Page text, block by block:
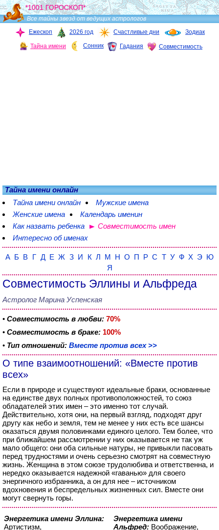
*1001 ГОРОСКОП*
Все тайны звезд от ведущих астрологов
Ежескоп
2026 год Счастливые дни Зодиак
Тайна имени Сонник Гадания Совместимость
Тайна имени онлайн
Тайна имени онлайн
Мужские имена
Женские имена
Календарь именин
Как назвать ребенка
Совместимость имен
Интересно об именах
А Б В Г Д Е Ж З И К Л М Н О П Р С Т У Ф Х Э Ю
Я
Совместимость Эллины и Альфреда
Астролог Марина Успенская
• Совместимость в любви: 70%
• Совместимость в браке: 100%
• Тип отношений: Вместе против всех >>
О типе взаимоотношений: «Вместе против
всех»
Если в природе и существуют идеальные браки, основанные
на единстве двух полных противоположностей, то союз
обладателей этих имен – это именно тот случай.
Действительно, хотя они, на первый взгляд, подходят друг
другу как небо и земля, тем не менее у них есть все шансы
оказаться двумя половинками единого целого. Тем более, что
при ближайшем рассмотрении у них оказывается не так уж
мало общего: они оба сильные натуры, не привыкли пасовать
перед трудностями и очень серьезно смотрят на совместную
жизнь. Женщина в этом союзе трудолюбива и ответственна, и
нередко оказывается надежной «гаванью» для своего
энергичного избранника, а он для нее – источником
вдохновения и беспредельных жизненных сил. Вместе они
могут свернуть горы.
Энергетика имени Эллина:
Артистизм,
Энергетика имени
Альфред: Воображение,